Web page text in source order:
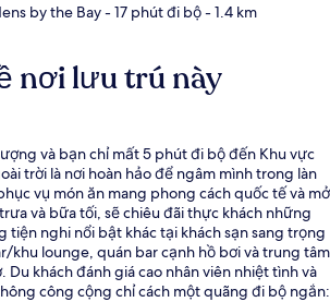
by the Bay- 17 phút đi bộ- 1.4 km
nơi lưu trú này
và bạn chỉ mất 5 phút đi bộ đến Khu vực
trời là nơi hoàn hảo để ngâm mình trong làn
vụ món ăn mang phong cách quốc tế và mở
và bữa tối, sẽ chiêu đãi thực khách những
tiện nghi nổi bật khác tại khách sạn sang trọng
khu lounge, quán bar cạnh hồ bơi và trung tâm
Du khách đánh giá cao nhân viên nhiệt tình và
công cộng chỉ cách một quãng đi bộ ngắn: